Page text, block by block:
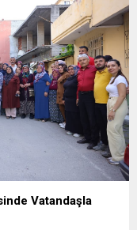
Vatandaşla